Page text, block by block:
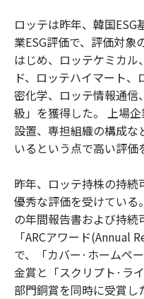
ロッテは昨年、韓国ESG
業ESG評価で、評価対象
はじめ、ロッテケミカル
ド、ロッテハイマート
密化学、ロッテ情報通信
級」を獲得した。 上場
設置、専担組織の構成な
いるという点で高い評価
昨年、ロッテ持株の持続
優秀な評価を受けている
の年間報告書および持続
「ARCアワード(Annual
で、「カバー·ホームペ
金賞と「スクリプト·ラ
部門銅賞を同時に受賞し